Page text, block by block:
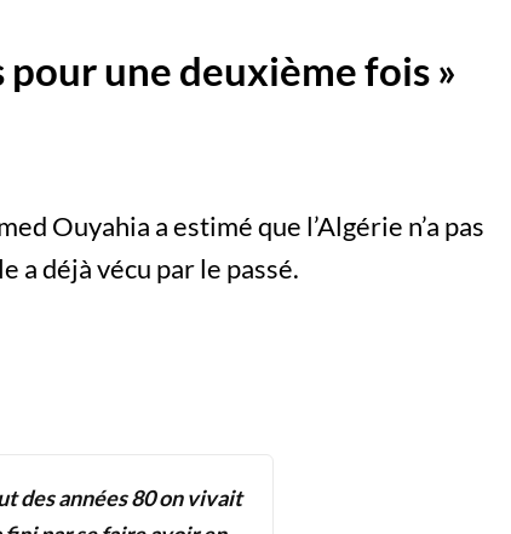
pour une deuxième fois »
Ouyahia a estimé que l’Algérie n’a pas
a déjà vécu par le passé.
des années 80 on vivait